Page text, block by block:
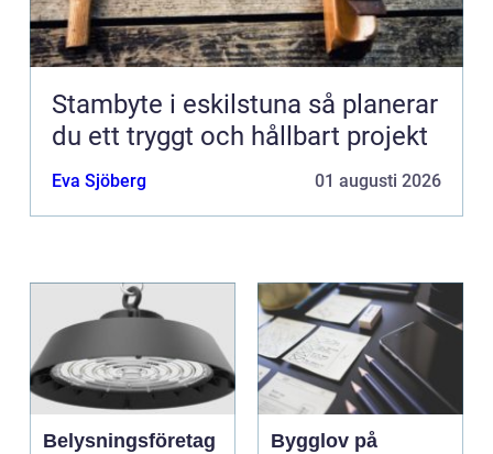
Stambyte i eskilstuna så planerar
du ett tryggt och hållbart projekt
Eva Sjöberg 01 augusti 2026
Belysningsföretag
Bygglov på